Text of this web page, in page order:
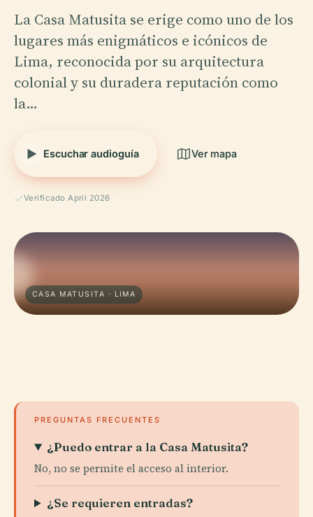
La Casa Matusita se erige como uno de los
lugares más enigmáticos e icónicos de
Lima, reconocida por su arquitectura
colonial y su duradera reputación como
la…
Escuchar audioguía Ver mapa
Verificado April 2026
CASA MATUSITA · LIMA
PREGUNTAS FRECUENTES
¿Puedo entrar a la Casa Matusita?
No, no se permite el acceso al interior.
¿Se requieren entradas?